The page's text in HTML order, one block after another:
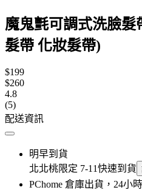
魔鬼氈可調式洗臉髮
髮帶 化妝髮帶)
$199
$260
4.8
(5)
配送資訊
明早到貨
北北桃限定 7-11快速到貨
PChome 倉庫出貨，24小